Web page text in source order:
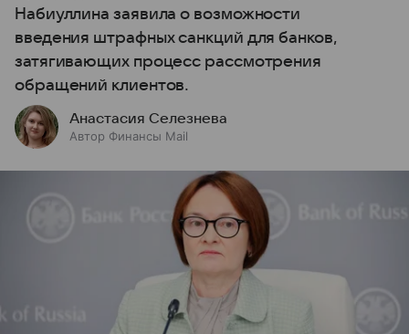
Набиуллина заявила о возможности
введения штрафных санкций для банков,
затягивающих процесс рассмотрения
обращений клиентов.
Анастасия Селезнева
Автор Финансы Mail